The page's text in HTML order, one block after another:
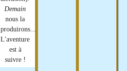
Demain
nous la
produirons....
L'aventure
est à
suivre !